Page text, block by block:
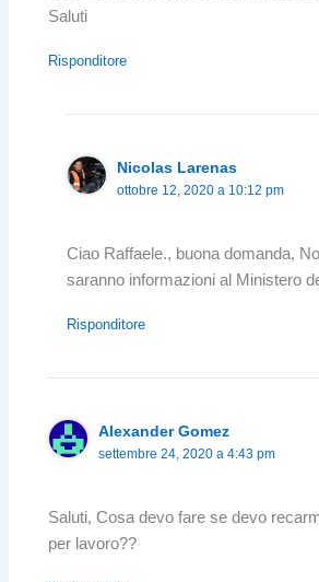
Saluti
Risponditore
Nicolas Larenas
ottobre 12, 2020 a 10:12 pm
Ciao Raffaele., buona domanda,
saranno informazioni al Ministero
Risponditore
Alexander Gomez
settembre 24, 2020 a 4:43 pm
Saluti, Cosa devo fare se devo
per lavoro??